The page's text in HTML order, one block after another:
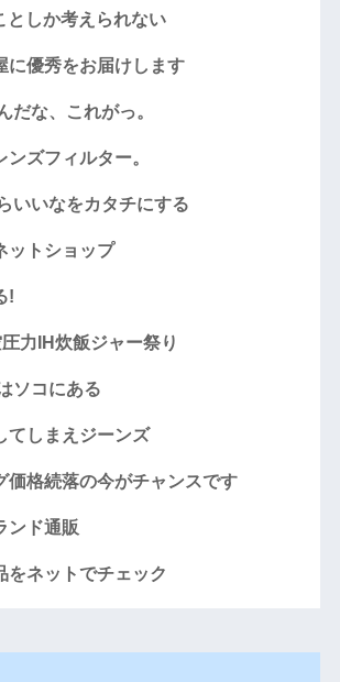
としか考えられない
に優秀をお届けします
だな、これがっ。
ズフィルター。
いいなをカタチにする
ットショップ
!
力IH炊飯ジャー祭り
ソコにある
てしまえジーンズ
価格続落の今がチャンスです
ンド通販
をネットでチェック